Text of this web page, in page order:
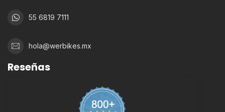
55 6819 7111
hola@werbikes.mx
Reseñas